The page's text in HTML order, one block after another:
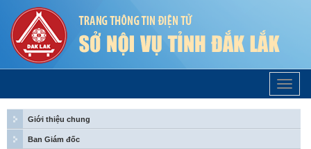
Trang
Chủ
Giới thiệu chung
Ban Giám đốc